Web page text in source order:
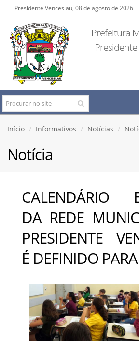
Presidente Venceslau, 08 de agosto de 2026
Prefeitura
Início Informativos Notícias
Notícia
CALENDÁRIO
DA REDE
PRESIDENTE
É DEFINIDO